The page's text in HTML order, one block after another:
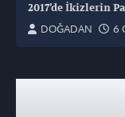
2017’de İkizlerin
DOĞADAN
6